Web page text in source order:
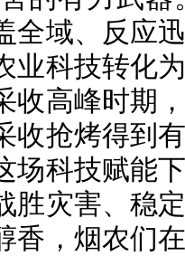
全域、反应
业科技转化
收高峰时期
收抢烤得到
场科技赋能
胜灾害、稳
香，烟农们